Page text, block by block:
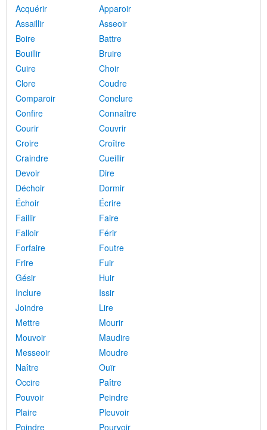
Acquérir
Apparoir
Assaillir
Asseoir
Boire
Battre
Bouillir
Bruire
Cuire
Choir
Clore
Coudre
Comparoir
Conclure
Confire
Connaître
Courir
Couvrir
Croire
Croître
Craindre
Cueillir
Devoir
Dire
Déchoir
Dormir
Échoir
Écrire
Faillir
Faire
Falloir
Férir
Forfaire
Foutre
Frire
Fuir
Gésir
Huir
Inclure
Issir
Joindre
Lire
Mettre
Mourir
Mouvoir
Maudire
Messeoir
Moudre
Naître
Ouïr
Occire
Paître
Pouvoir
Peindre
Plaire
Pleuvoir
Poindre
Pourvoir